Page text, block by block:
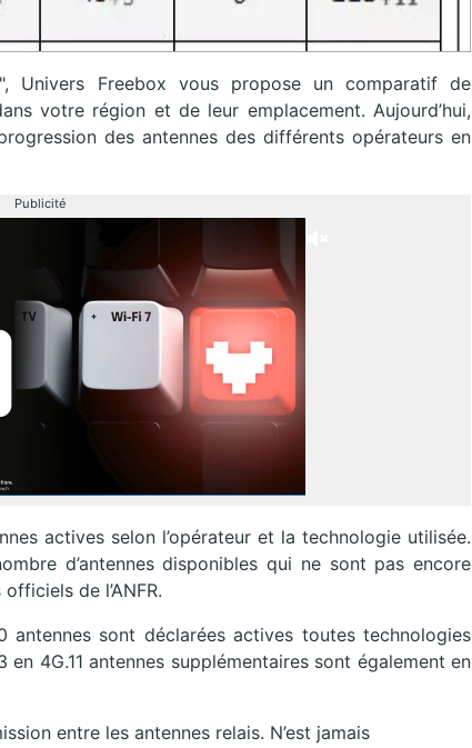
Univers Freebox vous propose un comparatif de
votre région et de leur emplacement. Aujourd’hui,
des antennes des différents opérateurs en
Publicité
actives selon l’opérateur et la technologie utilisée.
d’antennes disponibles qui ne sont pas encore
de l’ANFR.
antennes sont déclarées actives toutes technologies
4G.11 antennes supplémentaires sont également en
entre les antennes relais. N’est jamais